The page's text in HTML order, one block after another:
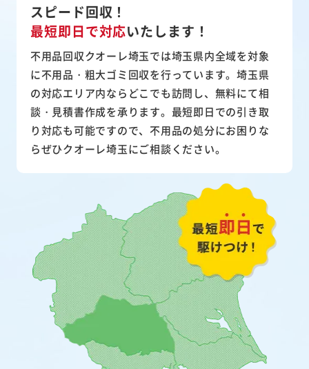
スピード回収！
最短即日で対応いたします！
不用品回収クオーレ埼玉では埼玉県内全域を対象
に不用品・粗大ゴミ回収を行っています。埼玉県
の対応エリア内ならどこでも訪問し、無料にて相
談・見積書作成を承ります。最短即日での引き取
り対応も可能ですので、不用品の処分にお困りな
らぜひクオーレ埼玉にご相談ください。